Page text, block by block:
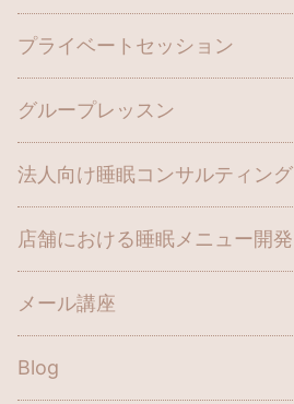
プライベートセッション
グループレッスン
法人向け睡眠コンサルティング
店舗における睡眠メニュー開発
メール講座
Blog